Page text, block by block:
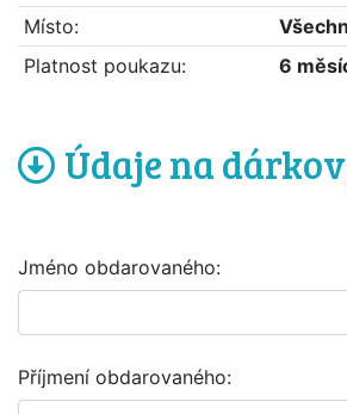
Místo:
Platnost poukazu:
6
Údaje na
Jméno obdarovaného:
Příjmení obdarovaného: